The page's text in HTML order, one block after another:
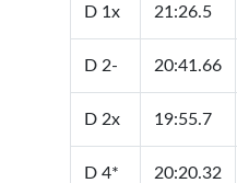
D 1x 21:26.5
D 2- 20:41.66
D 2x 19:55.7
D 4* 20:20.32